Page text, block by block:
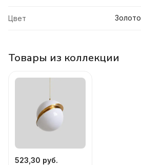
Цвет Золото
Товары из коллекции
523,30 руб.